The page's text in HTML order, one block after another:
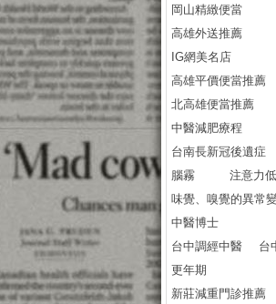
岡山精緻便當
高雄外送推薦
IG網美名店
高雄平價便當推薦
北高雄便當推薦
中醫減肥療程
台南長新冠後遺症
腦霧
注意力
味覺、嗅覺的異常
中醫博士
台中調經中醫
台
更年期
新莊減重門診推薦